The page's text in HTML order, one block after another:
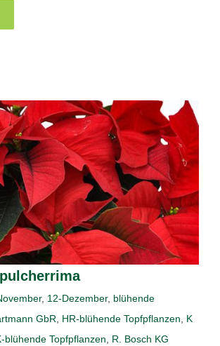
, 12-Dezember, blühende
GbR, HR-blühende Topfpflanzen, K
blühende Topfpflanzen, R. Bosch KG